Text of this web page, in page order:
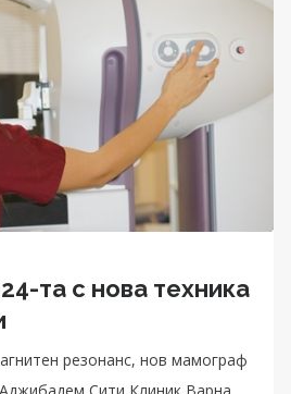
та с нова техника
резонанс, нов мамограф